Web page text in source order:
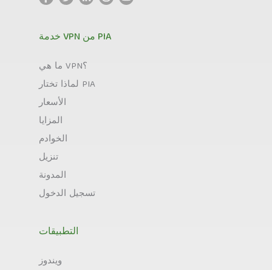
خدمة VPN من PIA
ما هي VPN؟
لماذا تختار PIA
الأسعار
المزايا
الخوادم
تنزيل
المدونة
تسجيل الدخول
التطبيقات
ويندوز